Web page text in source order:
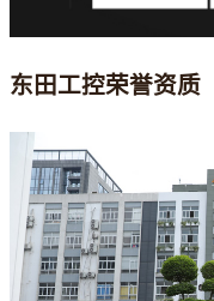
东田工控荣誉资质